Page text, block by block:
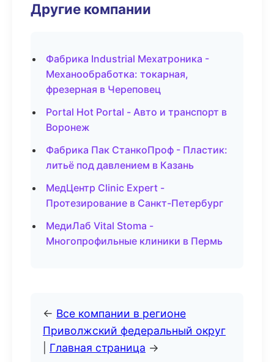
Другие компании
Фабрика Industrial Мехатроника -
Механообработка: токарная,
фрезерная в Череповец
Portal Hot Portal - Авто и транспорт в
Воронеж
Фабрика Пак СтанкоПроф - Пластик:
литьё под давлением в Казань
МедЦентр Clinic Expert -
Протезирование в Санкт-Петербург
МедиЛаб Vital Stoma -
Многопрофильные клиники в Пермь
← Все компании в регионе
Приволжский федеральный округ
Главная страница →